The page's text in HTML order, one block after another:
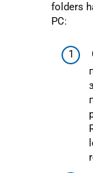
folders
PC: